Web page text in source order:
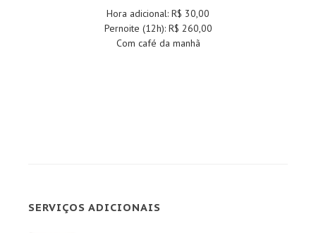
Hora adicional: R$ 30,00
Pernoite (12h): R$ 260,00
Com café da manhã
SERVIÇOS ADICIONAIS